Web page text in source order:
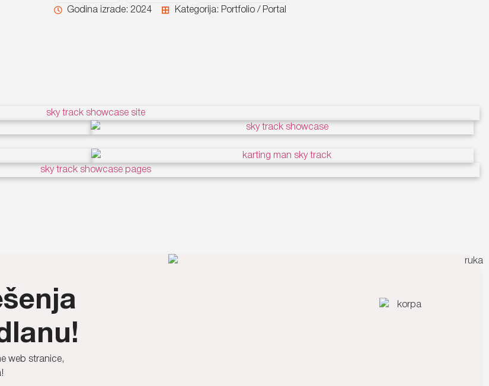
Godina izrade: 2024 Kategorija: Portfolio / Portal
web stranice,